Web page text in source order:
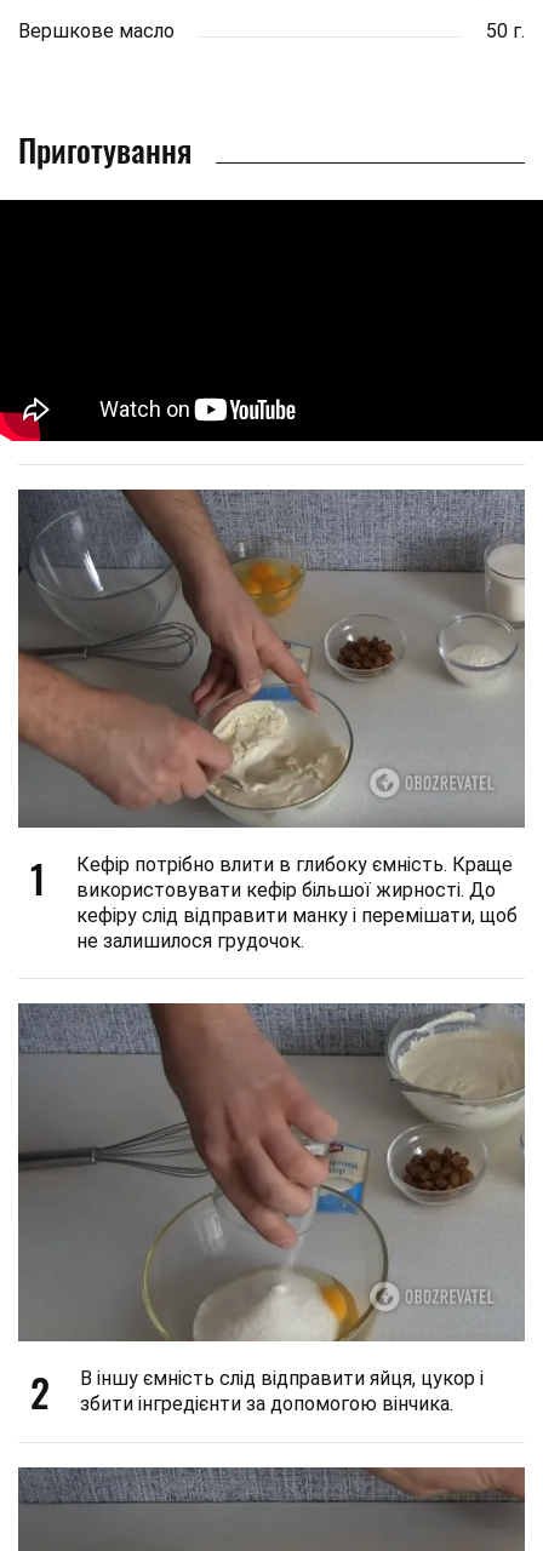
Вершкове масло
50 г.
Приготування
1
Кефір потрібно влити в глибоку ємність. Краще
використовувати кефір більшої жирності. До
кефіру слід відправити манку і перемішати, щоб
не залишилося грудочок.
2
В іншу ємність слід відправити яйця, цукор і
збити інгредієнти за допомогою вінчика.